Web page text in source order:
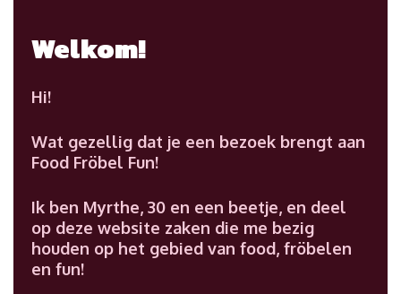
Welkom!
Hi!
Wat gezellig dat je een bezoek brengt aan
Food Fröbel Fun!
Ik ben Myrthe, 30 en een beetje, en deel
op deze website zaken die me bezig
houden op het gebied van food, fröbelen
en fun!